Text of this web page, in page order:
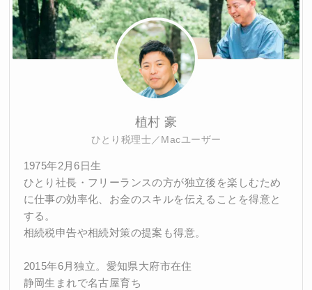
植村 豪
ひとり税理士／Macユーザー
1975年2月6日生
ひとり社長・フリーランスの方が独立後を楽しむため
に仕事の効率化、お金のスキルを伝えることを得意と
する。
相続税申告や相続対策の提案も得意。
2015年6月独立。愛知県大府市在住
静岡生まれで名古屋育ち